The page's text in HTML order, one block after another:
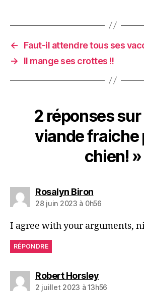
←
Faut-il attendre tous ses
→
Il mange ses crottes !!
2 réponses sur
viande fraiche
chien! »
Rosalyn Birondit :
28 juin 2023 à 0h56
I agree with your arguments,
RÉPONDRE
Robert Horsleydit :
2 juillet 2023 à 13h56